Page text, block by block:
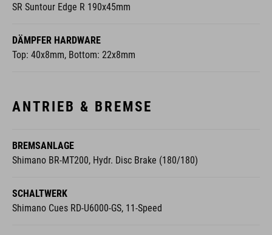
SR Suntour Edge R 190x45mm
DÄMPFER HARDWARE
Top: 40x8mm, Bottom: 22x8mm
ANTRIEB & BREMSE
BREMSANLAGE
Shimano BR-MT200, Hydr. Disc Brake (180/180)
SCHALTWERK
Shimano Cues RD-U6000-GS, 11-Speed